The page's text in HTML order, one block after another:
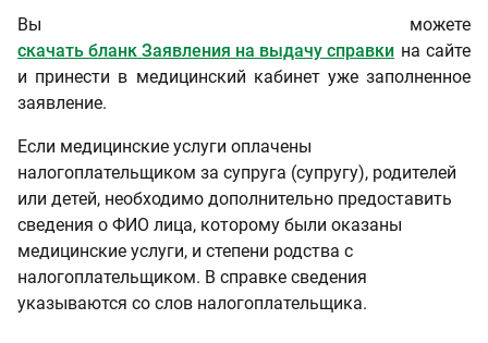
Вы можете
скачать бланк Заявления на выдачу справки на сайте
и принести в медицинский кабинет уже заполненное
заявление.
Если медицинские услуги оплачены
налогоплательщиком за супруга (супругу), родителей
или детей, необходимо дополнительно предоставить
сведения о ФИО лица, которому были оказаны
медицинские услуги, и степени родства с
налогоплательщиком. В справке сведения
указываются со слов налогоплательщика.